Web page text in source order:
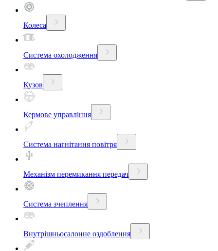
Колеса
Система охолодження
Кузов
Кермове управління
Система нагнітання повітря
Механізм перемикання передач
Система зчеплення
Внутрішньосалонне оздоблення